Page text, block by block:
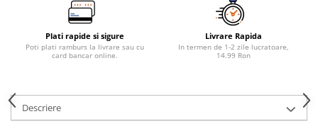
Plati rapide si sigure
Poti plati ramburs la livrare sau cu
card bancar online.
Livrare Rapida
In termen de 1-2 zile lucratoare,
14.99 Ron
Descriere